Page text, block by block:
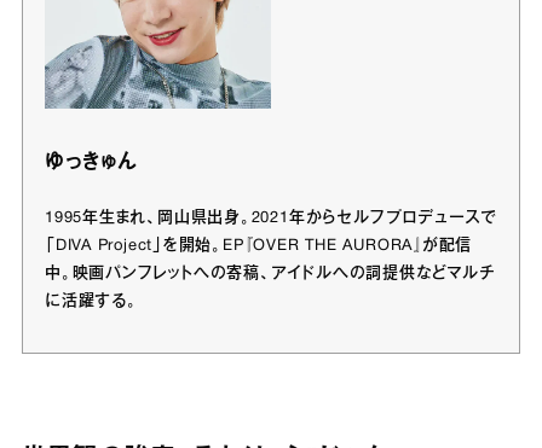
ゆっきゅん
1995年生まれ、岡山県出身。2021年からセルフプロデュースで
「DIVA Project」を開始。EP『OVER THE AURORA』が配信
中。映画パンフレットへの寄稿、アイドルへの詞提供などマルチ
に活躍する。